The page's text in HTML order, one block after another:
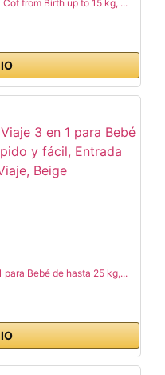
from Birth up to 15 kg, ...
Bebé de hasta 25 kg,...